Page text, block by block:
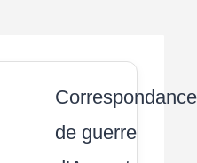
Correspondance
de guerre